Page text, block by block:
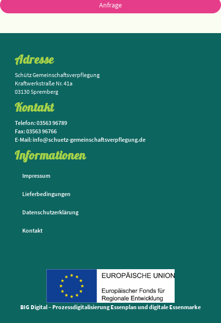
Anfrage
Adresse
Schütz Gemeinschaftsverpflegung
Kraftwerkstraße Nr. 41a
03130 Spremberg
Kontakt
Telefon: 03563 96789
Fax: 03563 96766
E-Mail: info@schuetz-gemeinschaftsverpflegung.de
Informationen
Impressum
Lieferbedingungen
Datenschutzerklärung
Kontakt
BIG Digital – Prozessdigitalisierung Essenplan und digitale Essenmarke